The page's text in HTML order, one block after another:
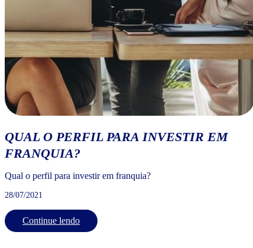
QUAL O PERFIL PARA INVESTIR EM
FRANQUIA?
Qual o perfil para investir em franquia?
28/07/2021
Continue lendo